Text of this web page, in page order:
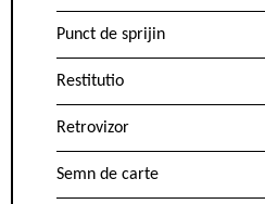
Punct de sprijin
Restitutio
Retrovizor
Semn de carte